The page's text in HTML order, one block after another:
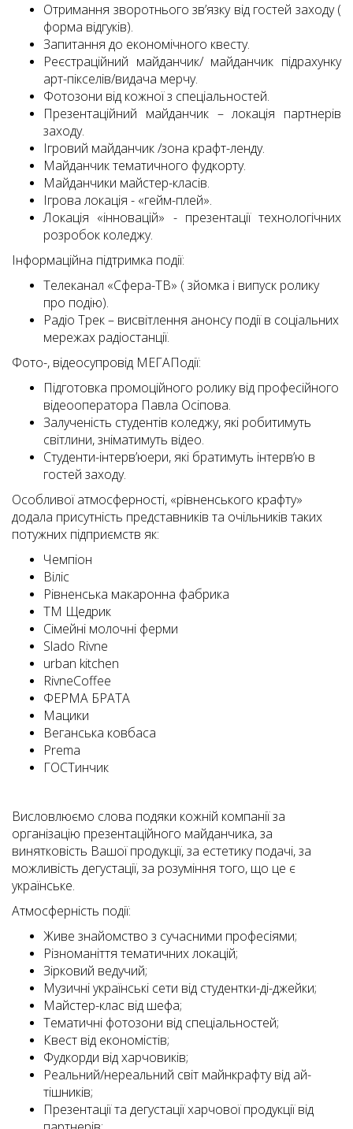
Отримання зворотнього зв’язку від гостей заходу (
форма відгуків).
Запитання до економічного квесту.
Реєстраційний майданчик/ майданчик підрахунку
арт-пікселів/видача мерчу.
Фотозони від кожної з спеціальностей.
Презентаційний майданчик – локація партнерів
заходу.
Ігровий майданчик /зона крафт-ленду.
Майданчик тематичного фудкорту.
Майданчики майстер-класів.
Ігрова локація - «гейм-плей».
Локація «інновацій» - презентації технологічних
розробок коледжу.
Інформаційна підтримка події:
Телеканал «Сфера-ТВ» ( зйомка і випуск ролику
про подію).
Радіо Трек – висвітлення анонсу події в соціальних
мережах радіостанції.
Фото-, відеосупровід МЕГАПодії:
Підготовка промоційного ролику від професійного
відеооператора Павла Осіпова.
Залученість студентів коледжу, які робитимуть
світлини, зніматимуть відео.
Студенти-інтерв’юери, які братимуть інтерв’ю в
гостей заходу.
Особливої атмосферності, «рівненського крафту»
додала присутність представників та очільників таких
потужних підприємств як:
Чемпіон
Віліс
Рівненська макаронна фабрика
ТМ Щедрик
Сімейні молочні ферми
Slado Rivne
urban kitchen
RivneCoffee
ФЕРМА БРАТА
Мацики
Веганська ковбаса
Prema
ГОСТинчик
Висловлюємо слова подяки кожній компанії за
організацію презентаційного майданчика, за
винятковість Вашої продукції, за естетику подачі, за
можливість дегустації, за розуміння того, що це є
українське.
Атмосферність події:
Живе знайомство з сучасними професіями;
Різноманіття тематичних локацій;
Зірковий ведучий;
Музичні українські сети від студентки-ді-джейки;
Майстер-клас від шефа;
Тематичні фотозони від спеціальностей;
Квест від економістів;
Фудкорди від харчовиків;
Реальний/нереальний світ майнкрафту від ай-
тішників;
Презентації та дегустації харчової продукції від